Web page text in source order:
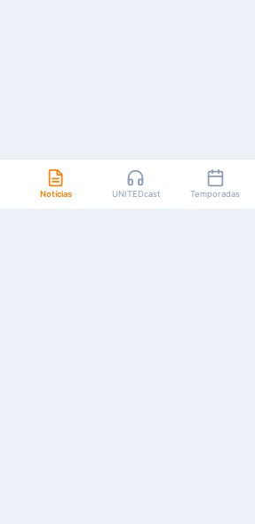
Notícias UNITEDcast Temporadas